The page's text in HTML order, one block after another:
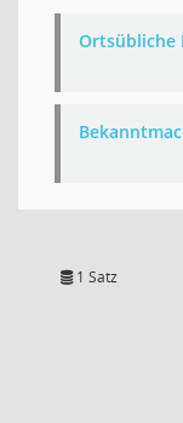
Ortsübliche
1 Satz